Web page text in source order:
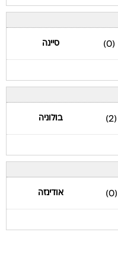
(0) סיינה
(2) בולוניה
(0) אודינזה